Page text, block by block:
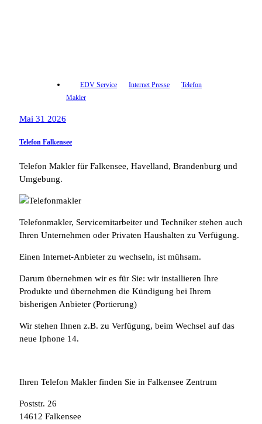
EDV Service Internet Presse
Telefon
Makler
Mai 31 2026
Telefon Falkensee
Telefon Makler für Falkensee, Havelland, Brandenburg und
Umgebung.
Telefonmakler, Servicemitarbeiter und Techniker stehen auch
Ihren Unternehmen oder Privaten Haushalten zu Verfügung.
Einen Internet-Anbieter zu wechseln, ist mühsam.
Darum übernehmen wir es für Sie: wir installieren Ihre
Produkte und übernehmen die Kündigung bei Ihrem
bisherigen Anbieter (Portierung)
Wir stehen Ihnen z.B. zu Verfügung, beim Wechsel auf das
neue Iphone 14.
Ihren Telefon Makler finden Sie in Falkensee Zentrum
Poststr. 26
14612 Falkensee